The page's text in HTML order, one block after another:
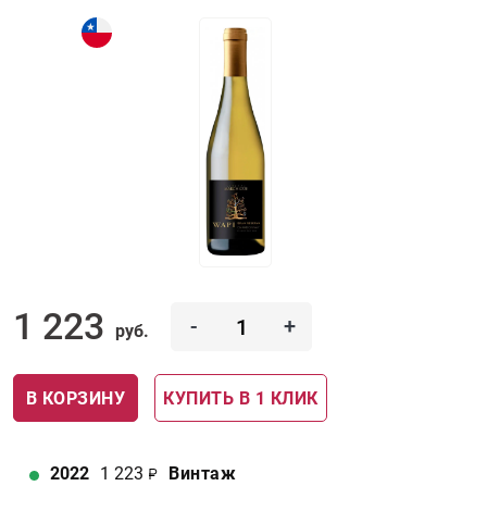
1 223 руб. - +
В КОРЗИНУ КУПИТЬ В 1 КЛИК
2022 1 223 Винтаж